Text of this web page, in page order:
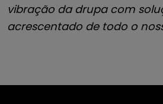
vibração da drupa com
acrescentado de todo o